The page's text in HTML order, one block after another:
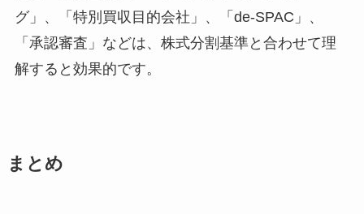
グ」、「特別買収目的会社」、「de-SPAC」、
「承認審査」などは、株式分割基準と合わせて理
解すると効果的です。
まとめ